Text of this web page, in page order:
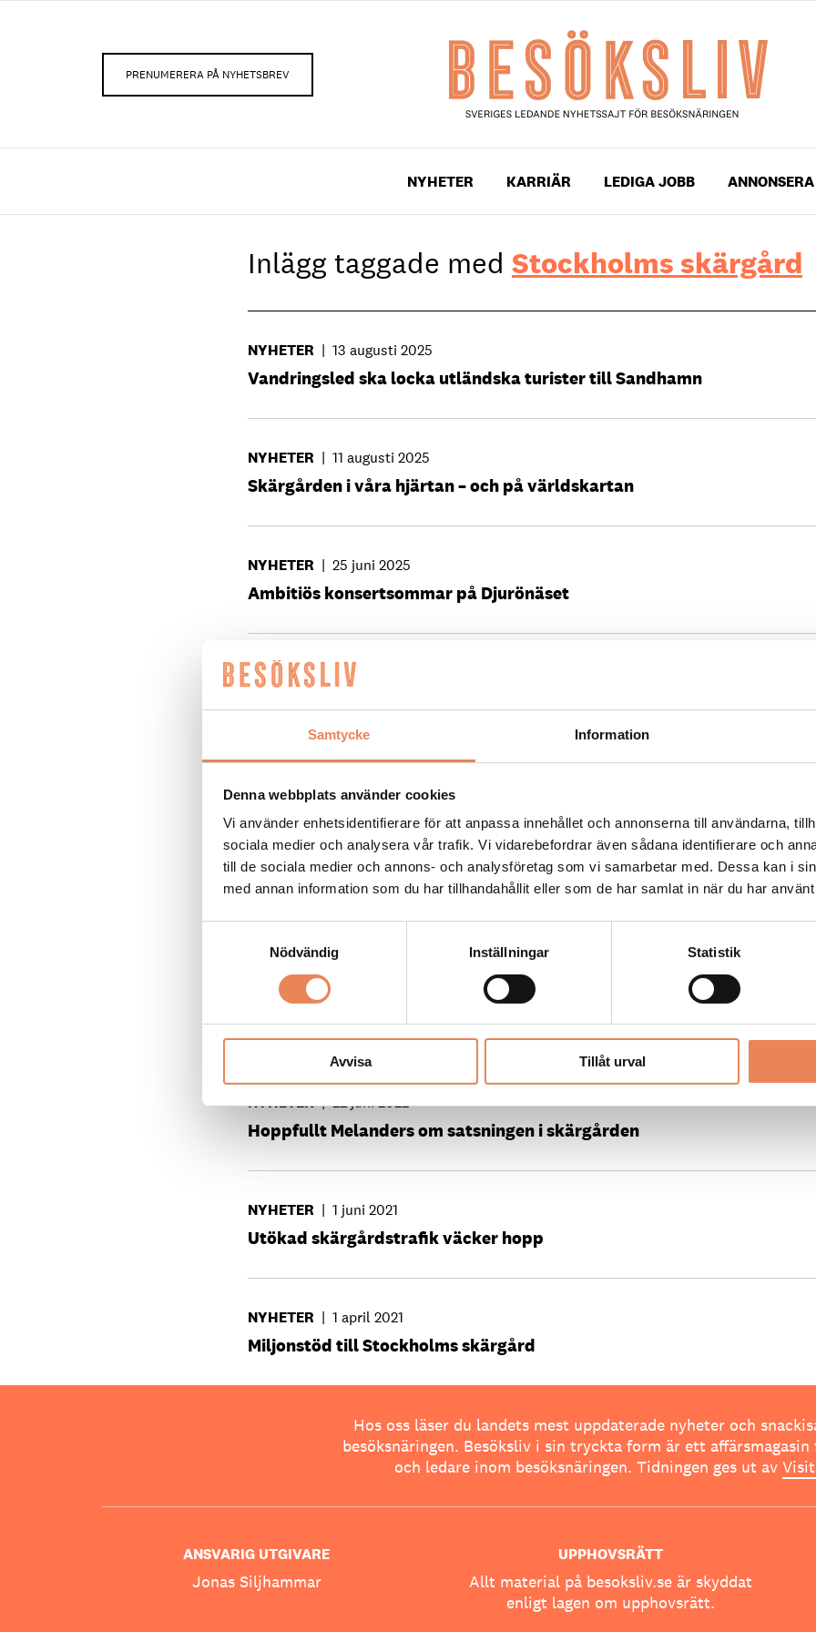
Samtycke Information
Denna webbplats använder cookies
Vi använder enhetsidentifierare för att anpassa innehållet och annonserna till användarna,
sociala medier och analysera vår trafik. Vi vidarebefordrar även sådana identifierare och
till de sociala medier och annons- och analysföretag som vi samarbetar med. Dessa kan i
med annan information som du har tillhandahållit eller som de har samlat in när du har
Nödvändig
Inställningar Statistik
Avvisa Tillåt urval
PRENUMERERA PÅ NYHETSBREV
NYHETER KARRIÄR LEDIGA JOBB ANNONSERA
Inlägg taggade med Stockholms skärgård
NYHETER | 13 augusti 2025
Vandringsled ska locka utländska turister till Sandhamn
NYHETER | 11 augusti 2025
Skärgården i våra hjärtan – och på världskartan
NYHETER | 25 juni 2025
Ambitiös konsertsommar på Djurönäset
NYHETER 27 februari 2025
Här finns en av världens bästa destinationer
KARRIÄR | 6 februari 2023
”Man kommer ut hit och blir lycklig”
NYHETER |
Ny riktning för Sandhamns Seglarhotell
NYHETER | 22 juni 2022
Hoppfullt Melanders om satsningen i skärgården
NYHETER | 1 juni 2021
Utökad skärgårdstrafik väcker hopp
NYHETER | 1 april 2021
Miljonstöd till Stockholms skärgård
Hos oss läser du landets mest uppdaterade nyheter och
besöksnäringen. Besöksliv i sin tryckta form är ett affärsmagasin
och ledare inom besöksnäringen. Tidningen ges ut av
ANSVARIG UTGIVARE
Jonas Siljhammar
UPPHOVSRÄTT
Allt material på besoksliv.se är skyddat
enligt lagen om upphovsrätt.